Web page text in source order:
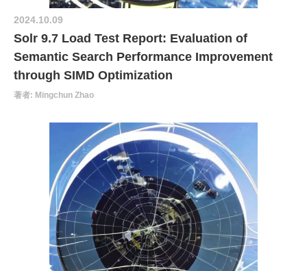
2024.10.09
Solr 9.7 Load Test Report: Evaluation of
Semantic Search Performance Improvement
through SIMD Optimization
著者: Mingchun Zhao